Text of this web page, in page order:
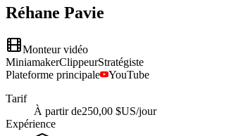
Réhane Pavie
Monteur vidéo
MiniamakerClippeurStratégiste
Plateforme principale
YouTube
Tarif
À partir de250,00 $US/jour
Expérience